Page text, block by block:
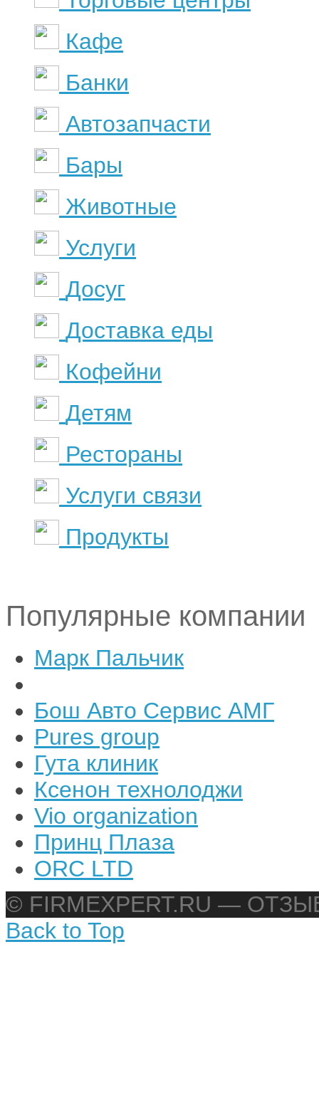
Кафе
Банки
Автозапчасти
Бары
Животные
Услуги
Досуг
Доставка еды
Кофейни
Детям
Рестораны
Услуги связи
Продукты
Популярные компании
Марк Пальчик
Бош Авто Сервис АМГ
Pures group
Гута клиник
Ксенон технолоджи
Vio organization
Принц Плаза
ORC LTD
© FIRMEXPERT.RU —
Back to Top